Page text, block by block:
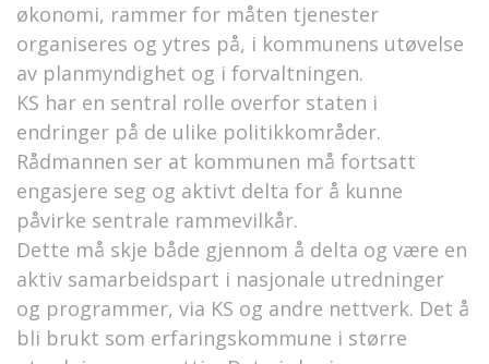
økonomi, rammer for måten tjenester
organiseres og ytres på, i kommunens utøvelse
av planmyndighet og i forvaltningen.
KS har en sentral rolle overfor staten i
endringer på de ulike politikkområder.
Rådmannen ser at kommunen må fortsatt
engasjere seg og aktivt delta for å kunne
påvirke sentrale rammevilkår.
Dette må skje både gjennom å delta og være en
aktiv samarbeidspart i nasjonale utredninger
og programmer, via KS og andre nettverk. Det å
bli brukt som erfaringskommune i større